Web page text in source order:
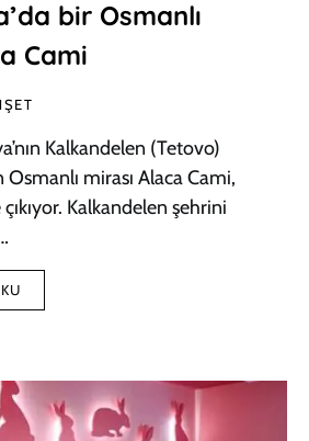
bir Osmanlı
Cami
Kalkandelen (Tetovo)
mirası Alaca Cami,
Kalkandelen şehrini